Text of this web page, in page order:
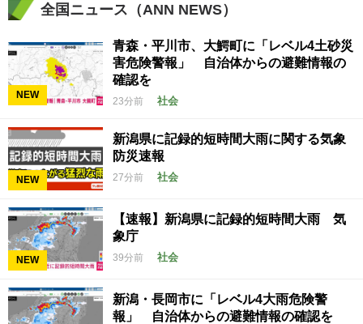
全国ニュース（ANN NEWS）
NEW
青森・平川市、大鰐町に「レベル4土砂災
害危険警報」 自治体からの避難情報の
確認を
23分前 社会
NEW
新潟県に記録的短時間大雨に関する気象
防災速報
27分前 社会
NEW
【速報】新潟県に記録的短時間大雨 気
象庁
39分前 社会
新潟・長岡市に「レベル4大雨危険警
報」 自治体からの避難情報の確認を